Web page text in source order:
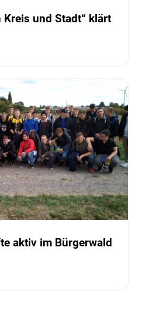
Kreis und Stadt“ klärt
aktiv im Bürgerwald